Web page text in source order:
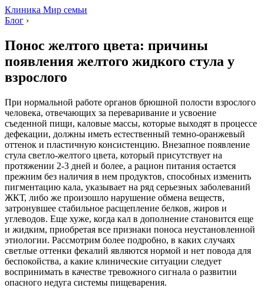
Клиника Мир семьи
Блог ›
Понос желтого цвета: причины
появления желтого жидкого стула у
взрослого
При нормальной работе органов брюшной полости взрослого
человека, отвечающих за переваривание и усвоение
съеденной пищи, каловые массы, которые выходят в процессе
дефекации, должны иметь естественный темно-оранжевый
оттенок и пластичную консистенцию. Внезапное появление
стула светло-желтого цвета, который присутствует на
протяжении 2-3 дней и более, а рацион питания остается
прежним без наличия в нем продуктов, способных изменить
пигментацию кала, указывает на ряд серьезных заболеваний
ЖКТ, либо же произошло нарушение обмена веществ,
затронувшее стабильное расщепление белков, жиров и
углеводов. Еще хуже, когда кал в дополнение становится еще
и жидким, приобретая все признаки поноса неустановленной
этиологии. Рассмотрим более подробно, в каких случаях
светлые оттенки фекалий являются нормой и нет повода для
беспокойства, а какие клинические ситуации следует
воспринимать в качестве тревожного сигнала о развитии
опасного недуга системы пищеварения.